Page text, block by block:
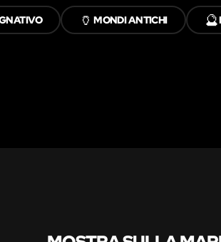
🏺MONDI ANTICHI 🔮